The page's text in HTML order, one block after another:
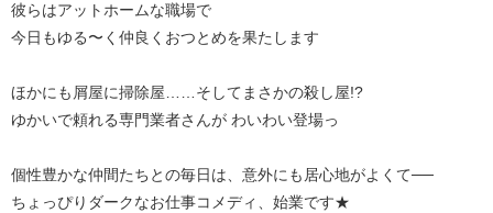
彼らはアットホームな職場で
今日もゆる〜く仲良くおつとめを果たします
ほかにも屑屋に掃除屋……そしてまさかの殺し屋!?
ゆかいで頼れる専門業者さんが わいわい登場っ
個性豊かな仲間たちとの毎日は、意外にも居心地がよくて──
ちょっぴりダークなお仕事コメディ、始業です★